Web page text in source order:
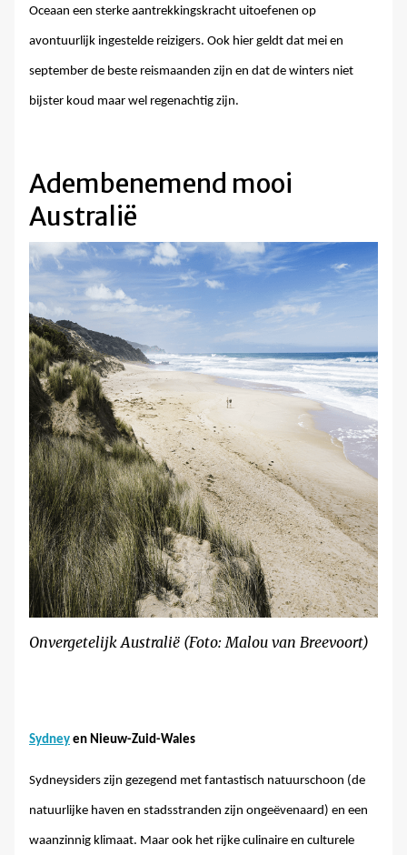
Oceaan een sterke aantrekkingskracht uitoefenen op
avontuurlijk ingestelde reizigers. Ook hier geldt dat mei en
september de beste reismaanden zijn en dat de winters niet
bijster koud maar wel regenachtig zijn.
Adembenemend mooi
Australië
Onvergetelijk Australië (Foto: Malou van Breevoort)
Sydney en Nieuw-Zuid-Wales
Sydneysiders zijn gezegend met fantastisch natuurschoon (de
natuurlijke haven en stadsstranden zijn ongeëvenaard) en een
waanzinnig klimaat. Maar ook het rijke culinaire en culturele